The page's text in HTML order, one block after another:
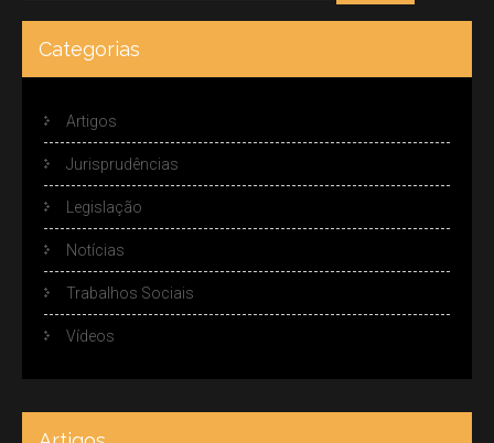
Categorias
Artigos
Jurisprudências
Legislação
Notícias
Trabalhos Sociais
Vídeos